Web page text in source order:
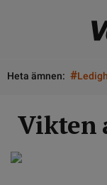
Heta ämnen: #
Vikten